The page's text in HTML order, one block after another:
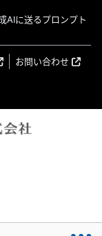
AIに送るプロンプト
お問い合わせ